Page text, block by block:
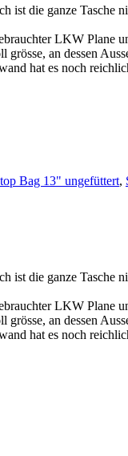
ist die ganze Tasche
LKW Plane
an dessen
hat es noch
Bag 13" ungefüttert,
ist die ganze Tasche
LKW Plane
an dessen
hat es noch